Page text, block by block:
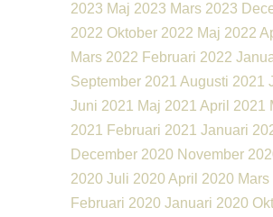
2023 Maj 2023 Mars 2023
2022 Oktober 2022 Maj 2022
Mars 2022 Februari 2022
September 2021 Augusti 2021
Juni 2021
Maj 2021 April 2021
2021
Februari 2021 Januari
December 2020 November
2020 Juli 2020 April 2020
Februari 2020 Januari 2020